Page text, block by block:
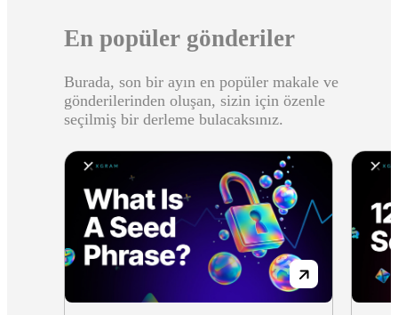
En popüler gönderiler
Burada, son bir ayın en popüler makale ve
gönderilerinden oluşan, sizin için özenle
seçilmiş bir derleme bulacaksınız.